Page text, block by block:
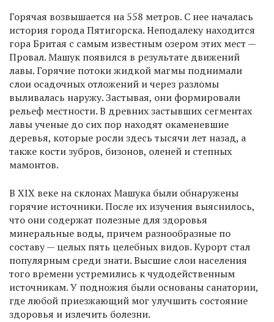
Горячая возвышается на 558 метров. С нее началась
история города Пятигорска. Неподалеку находится
гора Бритая с самым известным озером этих мест —
Провал. Машук появился в результате движений
лавы. Горячие потоки жидкой магмы поднимали
слои осадочных отложений и через разломы
выливалась наружу. Застывая, они формировали
рельеф местности. В древних застывших сегментах
лавы ученые до сих пор находят окаменевшие
деревья, которые росли здесь тысячи лет назад, а
также кости зубров, бизонов, оленей и степных
мамонтов.
В XIX веке на склонах Машука были обнаружены
горячие источники. После их изучения выяснилось,
что они содержат полезные для здоровья
минеральные воды, причем разнообразные по
составу — целых пять целебных видов. Курорт стал
популярным среди знати. Высшие слои населения
того времени устремились к чудодейственным
источникам. У подножия были основаны санатории,
где любой приезжающий мог улучшить состояние
здоровья и излечить болезни.